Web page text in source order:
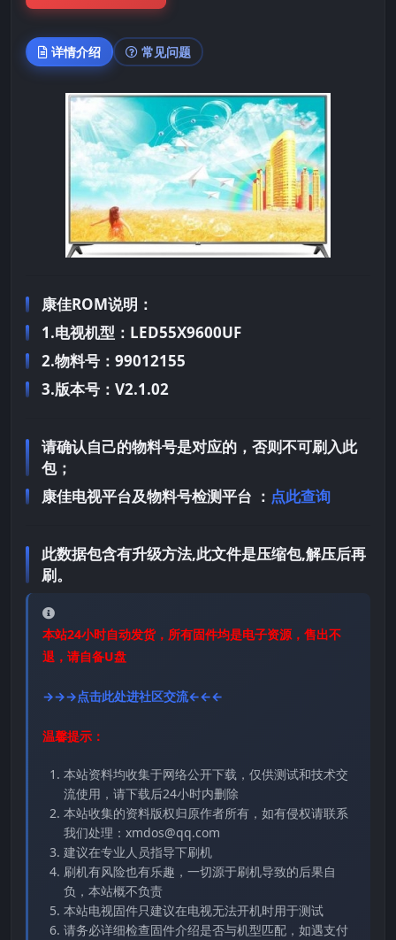
详情介绍 常见问题
康佳ROM说明：
1.电视机型：LED55X9600UF
2.物料号：99012155
3.版本号：V2.1.02
请确认自己的物料号是对应的，否则不可刷入此
包；
康佳电视平台及物料号检测平台 ： 点此查询
此数据包含有升级方法,此文件是压缩包,解压后再
刷。
本站24小时自动发货，所有固件均是电子资源，售出不
退，请自备U盘
→→→点击此处进社区交流←←←
温馨提示：
本站资料均收集于网络公开下载，仅供测试和技术交
流使用，请下载后24小时内删除
本站收集的资料版权归原作者所有，如有侵权请联系
我们处理：xmdos@qq.com
建议在专业人员指导下刷机
刷机有风险也有乐趣，一切源于刷机导致的后果自
负，本站概不负责
本站电视固件只建议在电视无法开机时用于测试
请务必详细检查固件介绍是否与机型匹配，如遇支付